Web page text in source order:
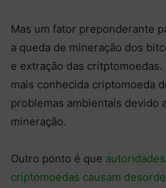
Mas um fator preponderante
a queda de mineração dos
e extração das
mais conhecida criptomoeda
problemas ambientais devido
mineração.
Outro ponto é que
criptomoedas causam